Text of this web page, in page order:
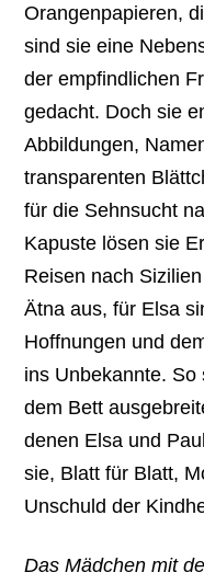
Orangenpapieren,
sind sie eine
der empfindlichen
gedacht. Doch sie
Abbildungen,
transparenten
für die Sehnsucht
Kapuste lösen sie
Reisen nach
Ätna aus, für Elsa
Hoffnungen und
ins Unbekannte.
dem Bett
denen Elsa und
sie, Blatt für Blatt,
Unschuld der
Das Mädchen mit